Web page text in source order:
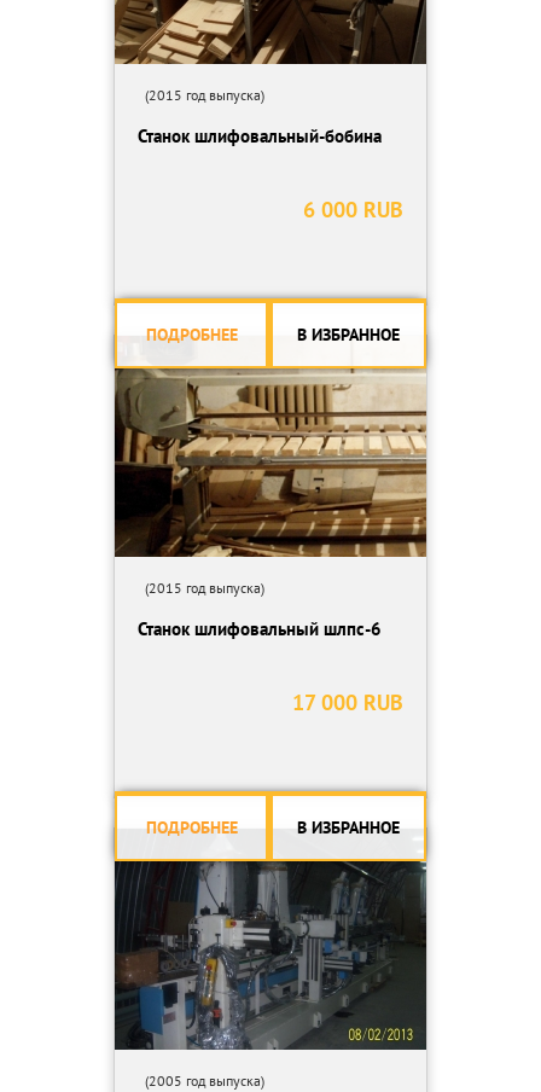
(2015 год выпуска)
Станок шлифовальный-бобина
6 000 RUB
ПОДРОБНЕЕ В ИЗБРАННОЕ
(2015 год выпуска)
Станок шлифовальный шлпс-6
17 000 RUB
ПОДРОБНЕЕ В ИЗБРАННОЕ
(2005 год выпуска)